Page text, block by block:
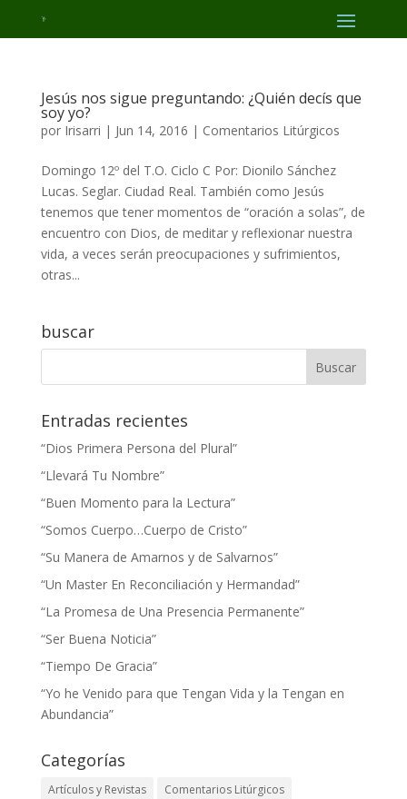
Jesús nos sigue preguntando: ¿Quién decís que
soy yo?
por Irisarri | Jun 14, 2016 | Comentarios Litúrgicos
Domingo 12º del T.O. Ciclo C Por: Dionilo Sánchez
Lucas. Seglar. Ciudad Real. También como Jesús
tenemos que tener momentos de “oración a solas”, de
encuentro con Dios, de meditar y reflexionar nuestra
vida, a veces serán preocupaciones y sufrimientos,
otras...
buscar
Entradas recientes
“Dios Primera Persona del Plural”
“Llevará Tu Nombre”
“Buen Momento para la Lectura”
“Somos Cuerpo…Cuerpo de Cristo”
“Su Manera de Amarnos y de Salvarnos”
“Un Master En Reconciliación y Hermandad”
“La Promesa de Una Presencia Permanente”
“Ser Buena Noticia”
“Tiempo De Gracia”
“Yo he Venido para que Tengan Vida y la Tengan en
Abundancia”
Categorías
Artículos y Revistas
Comentarios Litúrgicos